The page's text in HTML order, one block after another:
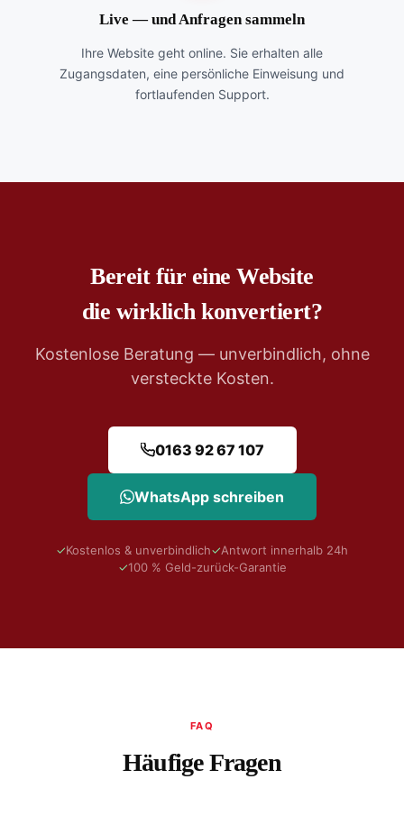
Live — und Anfragen sammeln
Ihre Website geht online. Sie erhalten alle
Zugangsdaten, eine persönliche Einweisung und
fortlaufenden Support.
Bereit für eine Website
die wirklich konvertiert?
Kostenlose Beratung — unverbindlich, ohne
versteckte Kosten.
0163 92 67 107
WhatsApp schreiben
✓Kostenlos & unverbindlich✓Antwort innerhalb 24h
✓100 % Geld-zurück-Garantie
FAQ
Häufige Fragen